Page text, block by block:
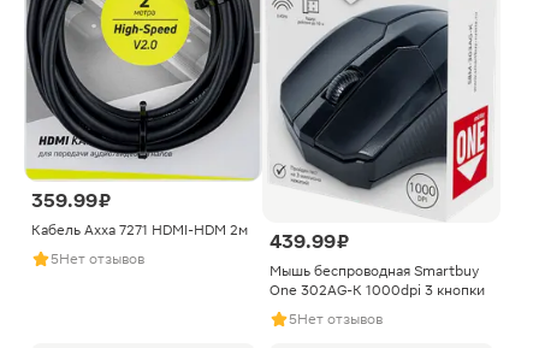
359.99 ₽
Кабель Axxa 7271 HDMI-HDM 2м
5Нет отзывов
439.99 ₽
Мышь беспроводная Smartbuy
One 302AG-K 1000dpi 3 кнопки
5Нет отзывов